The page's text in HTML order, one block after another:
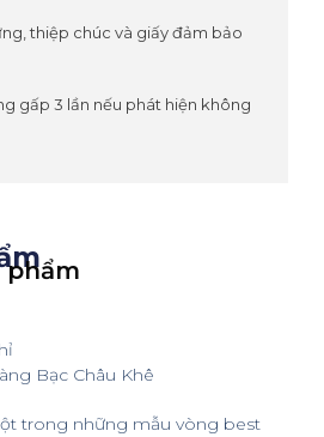
thiệp chúc và giấy đảm bảo
gấp 3 lần nếu phát hiện không
phẩm
Bạc Châu Khê
trong những mẫu vòng best